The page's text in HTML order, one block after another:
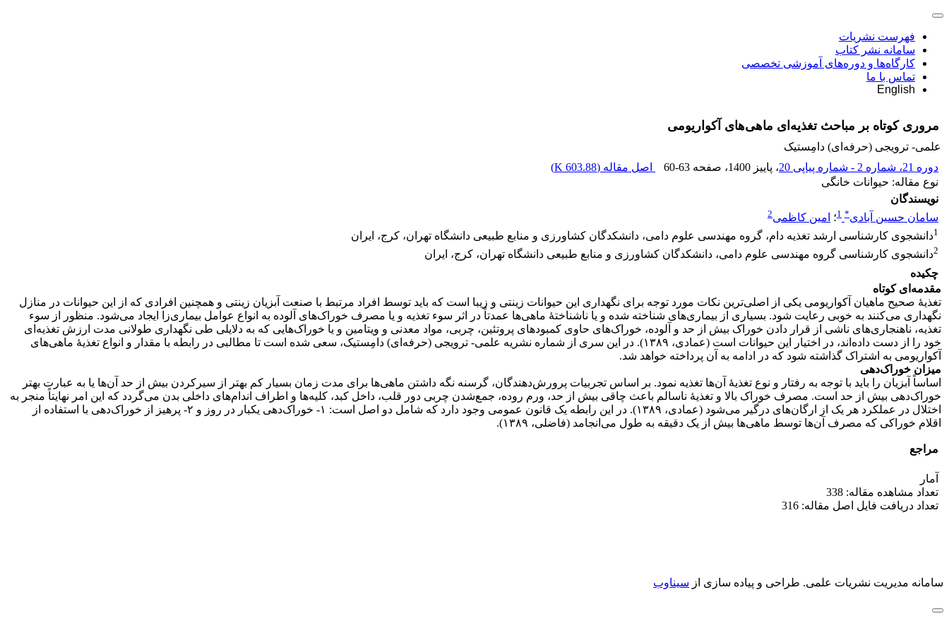
فهرست نشریات
سامانه نشر کتاب
کارگاه‌ها و دوره‌های آموزشی تخصصی
تماس با ما
English
مروری کوتاه بر مباحث تغذیه‌ای ماهی‌های آکواریومی
علمی- ترویجی (حرفه‌ای) دامِستیک
دوره 21، شماره 2 - شماره پیاپی 20
، پاییز 1400 ، صفحه 60-63 اصل مقاله (603.88 K
)
نوع مقاله: حیوانات خانگی
نویسندگان
سامان حسین آبادی*
1؛ امین کاظمی2
1دانشجوی کارشناسی ارشد تغذیه دام، گروه مهندسی علوم دامی، دانشکدگان کشاورزی و منابع طبیعی دانشگاه تهران، کرج، ایران
2دانشجوی کارشناسی گروه مهندسی علوم دامی، دانشکدگان کشاورزی و منابع طبیعی دانشگاه تهران، کرج، ایران
چکیده
مقدمه‌ای کوتاه
تغذیۀ صحیح ماهیان آکواریومی یکی از اصلی‌ترین نکات مورد توجه برای نگهداری این حیوانات زینتی و زیبا است که باید توسط افراد مرتبط با صنعت آبزیان زینتی و همچنین افرادی که از این حیوانات در منازل
نگهداری می‌کنند به خوبی رعایت شود. بسیاری از بیماری‌های شناخته شده و یا ناشناختۀ ماهی‌ها عمدتاً در اثر سوء تغذیه و یا مصرف خوراک‌های آلوده به انواع عوامل بیماری‌زا ایجاد می‌شود. منظور از سوء
تغذیه، ناهنجاری‌های ناشی از قرار دادن خوراک بیش از حد و آلوده، خوراک‌های حاوی کمبودهای پروتئین، چربی، مواد معدنی و ویتامین و یا خوراک‌هایی که به دلایلی طی نگهداری طولانی مدت ارزش تغذیه‌ای
خود را از دست داده‌اند، در اختیار این حیوانات است (عمادی، ۱۳۸۹). در این سری از شماره نشریه علمی- ترویجی (حرفه‌ای) دامِستیک، سعی شده است تا مطالبی در رابطه با مقدار و انواع تغذیۀ ماهی‌های
آکواریومی به اشتراک گذاشته شود که در ادامه به آن پرداخته خواهد شد.
میزان خوراک‌­دهی
اساساً آبزیان را باید با توجه به رفتار و نوع تغذیۀ آن‌ها تغذیه نمود. بر اساس تجربیات پرورش‌دهندگان، گرسنه نگه داشتن ماهی‌ها برای مدت زمان بسیار کم بهتر از سیرکردن بیش از حد آن‌ها یا به عبارت بهتر
خوراک‌­دهی بیش از حد است. مصرف خوراک بالا و تغذیۀ ناسالم باعث چاقی بیش از حد، ورم روده، جمع‌شدن چربی دور قلب، داخل کبد، کلیه‌ها و اطراف اندام­‌های داخلی بدن می­‌گردد که این امر نهایتاً منجر به
اختلال در عملکرد هر یک از ارگان‌­های درگیر می‌شود (عمادی، ۱۳۸۹). در این رابطه یک قانون عمومی وجود دارد که شامل دو اصل است: ١- خوراک‌­دهی یکبار در روز و ۲- پرهیز از خوراک‌­دهی با استفاده از
اقلام خوراکی که مصرف آن­‌ها توسط ماهی‌­ها بیش از یک دقیقه به طول می‌­انجامد (فاضلی، ۱۳۸۹).
مراجع
آمار
تعداد مشاهده مقاله: 338
تعداد دریافت فایل اصل مقاله: 316
سامانه مدیریت نشریات علمی. طراحی و پیاده سازی از سیناوب